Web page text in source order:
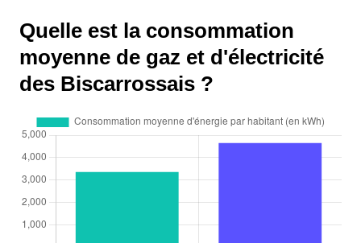
Quelle est la consommation
moyenne de gaz et d'électricité
des Biscarrossais ?